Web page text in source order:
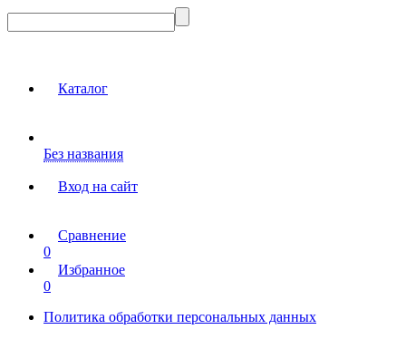
Каталог
Без названия
Вход на сайт
Сравнение
0
Избранное
0
Политика обработки персональных данных